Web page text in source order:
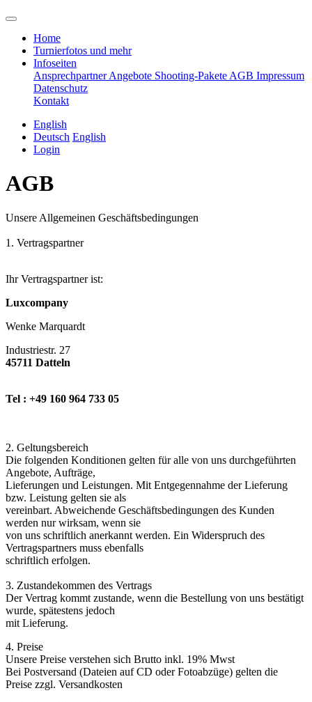
Home
Turnierfotos und mehr
Infoseiten
AnsprechpartnerAngebote Shooting-Pakete AGB Impressum
Datenschutz
Kontakt
English
Deutsch English
Login
AGB
Unsere Allgemeinen Geschäftsbedingungen
1. Vertragspartner
Ihr Vertragspartner ist:
Luxcompany
Wenke Marquardt
Industriestr. 27
45711 Datteln
Tel : +49 160 964 733 05
2. Geltungsbereich
Die folgenden Konditionen gelten für alle von uns durchgeführten
Angebote, Aufträge,
Lieferungen und Leistungen. Mit Entgegennahme der Lieferung
bzw. Leistung gelten sie als
vereinbart. Abweichende Geschäftsbedingungen des Kunden
werden nur wirksam, wenn sie
von uns schriftlich anerkannt werden. Ein Widerspruch des
Vertragspartners muss ebenfalls
schriftlich erfolgen.
3. Zustandekommen des Vertrags
Der Vertrag kommt zustande, wenn die Bestellung von uns bestätigt
wurde, spätestens jedoch
mit Lieferung.
4. Preise
Unsere Preise verstehen sich Brutto inkl. 19% Mwst
Bei Postversand (Dateien auf CD oder Fotoabzüge) gelten die
Preise zzgl. Versandkosten